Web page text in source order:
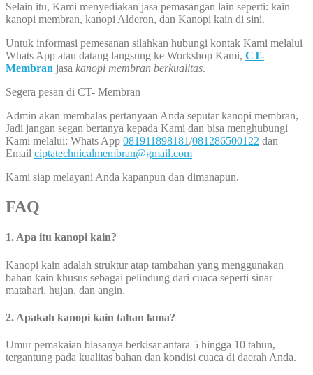
Selain itu, Kami menyediakan jasa pemasangan lain seperti: kain
kanopi membran, kanopi Alderon, dan Kanopi kain di sini.
Untuk informasi pemesanan silahkan hubungi kontak Kami melalui
Whats App atau datang langsung ke Workshop Kami, CT-
Membran jasa kanopi membran berkualitas.
Segera pesan di CT- Membran
Admin akan membalas pertanyaan Anda seputar kanopi membran,
Jadi jangan segan bertanya kepada Kami dan bisa menghubungi
Kami melalui: Whats App 081911898181/081286500122 dan
Email ciptatechnicalmembran@gmail.com
Kami siap melayani Anda kapanpun dan dimanapun.
FAQ
1. Apa itu kanopi kain?
Kanopi kain adalah struktur atap tambahan yang menggunakan
bahan kain khusus sebagai pelindung dari cuaca seperti sinar
matahari, hujan, dan angin.
2. Apakah kanopi kain tahan lama?
Umur pemakaian biasanya berkisar antara 5 hingga 10 tahun,
tergantung pada kualitas bahan dan kondisi cuaca di daerah Anda.